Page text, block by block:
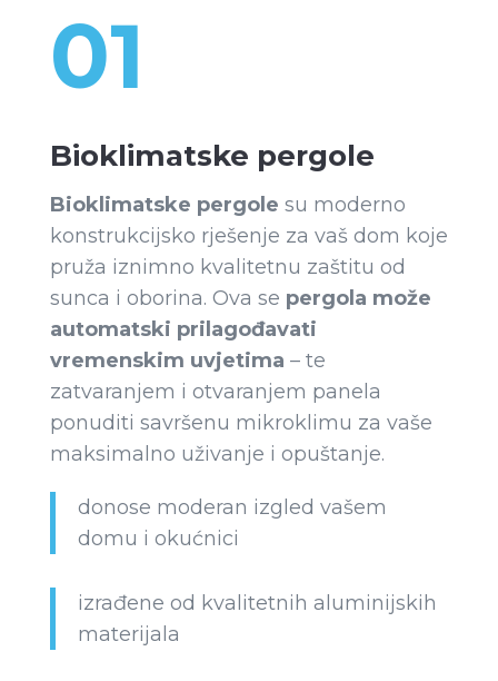
01
Bioklimatske pergole
Bioklimatske pergole su moderno
konstrukcijsko rješenje za vaš dom koje
pruža iznimno kvalitetnu zaštitu od
sunca i oborina. Ova se pergola može
automatski prilagođavati
vremenskim uvjetima – te
zatvaranjem i otvaranjem panela
ponuditi savršenu mikroklimu za vaše
maksimalno uživanje i opuštanje.
donose moderan izgled vašem
domu i okućnici
izrađene od kvalitetnih aluminijskih
materijala